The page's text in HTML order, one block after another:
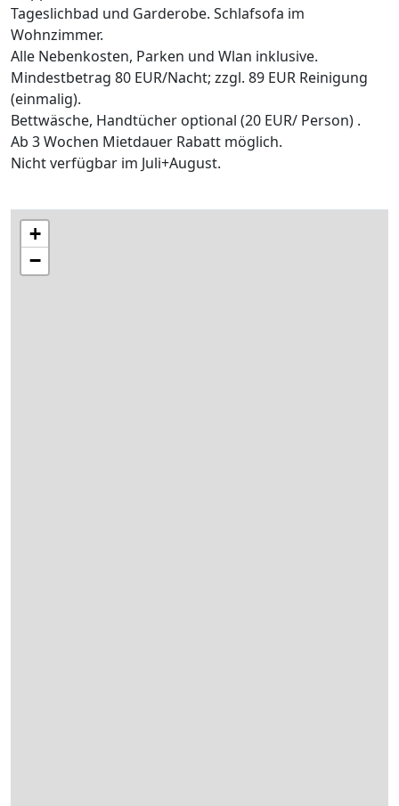
Tageslichbad und Garderobe. Schlafsofa im
Wohnzimmer.
Alle Nebenkosten, Parken und Wlan inklusive.
Mindestbetrag 80 EUR/Nacht; zzgl. 89 EUR Reinigung
(einmalig).
Bettwäsche, Handtücher optional (20 EUR/ Person) .
Ab 3 Wochen Mietdauer Rabatt möglich.
Nicht verfügbar im Juli+August.
+
−